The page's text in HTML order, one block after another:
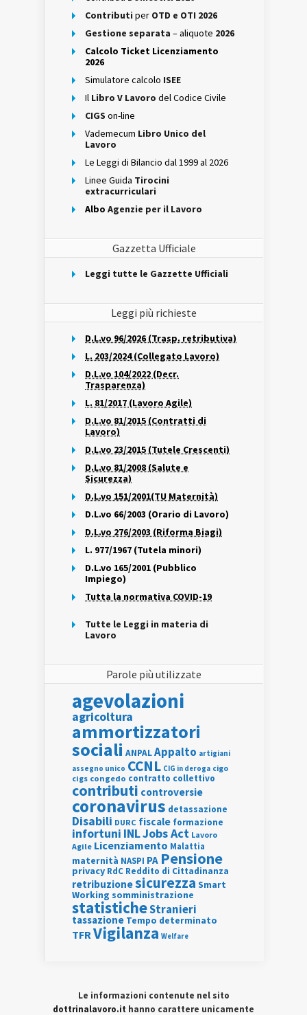
Contributi per OTD e OTI 2026
Gestione separata – aliquote 2026
Calcolo Ticket Licenziamento
2026
Simulatore calcolo ISEE
Il Libro V Lavoro del Codice Civile
CIGS on-line
Vademecum Libro Unico del
Lavoro
Le Leggi di Bilancio dal 1999 al 2026
Linee Guida Tirocini
extracurriculari
Albo Agenzie per il Lavoro
Gazzetta Ufficiale
Leggi tutte le Gazzette Ufficiali
Leggi più richieste
D.L.vo 96/2026 (Trasp. retributiva)
L. 203/2024 (Collegato Lavoro)
D.L.vo 104/2022 (Decr.
Trasparenza)
L. 81/2017 (Lavoro Agile)
D.L.vo 81/2015 (Contratti di
Lavoro)
D.L.vo 23/2015 (Tutele Crescenti)
D.L.vo 81/2008 (Salute e
Sicurezza)
D.L.vo 151/2001(TU Maternità)
D.L.vo 66/2003 (Orario di Lavoro)
D.L.vo 276/2003 (Riforma Biagi)
L. 977/1967 (Tutela minori)
D.L.vo 165/2001 (Pubblico
Impiego)
Tutta la normativa COVID-19
Tutte le Leggi in materia di
Lavoro
Parole più utilizzate
agevolazioni
agricoltura
ammortizzatori
sociali ANPALAppalto artigiani
assegno unico CCNL CIG in deroga cigo
cigs congedo contratto collettivo
contributi controversie
coronavirus detassazione
Disabili DURC fiscale formazione
infortuni INLJobs Act Lavoro
Agile Licenziamento Malattia
maternità NASPI PA Pensione
privacy RdC Reddito di Cittadinanza
retribuzionesicurezza Smart
Working somministrazione
statisticheStranieri
tassazione Tempo determinato
TFR Vigilanza Welfare
Le informazioni contenute nel sito
dottrinalavoro.it hanno carattere unicamente